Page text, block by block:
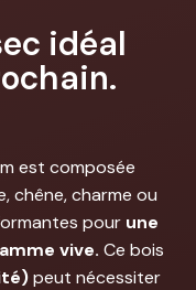
idéal
est composée
chêne, charme ou
pour une
vive. Ce bois
peut nécessiter